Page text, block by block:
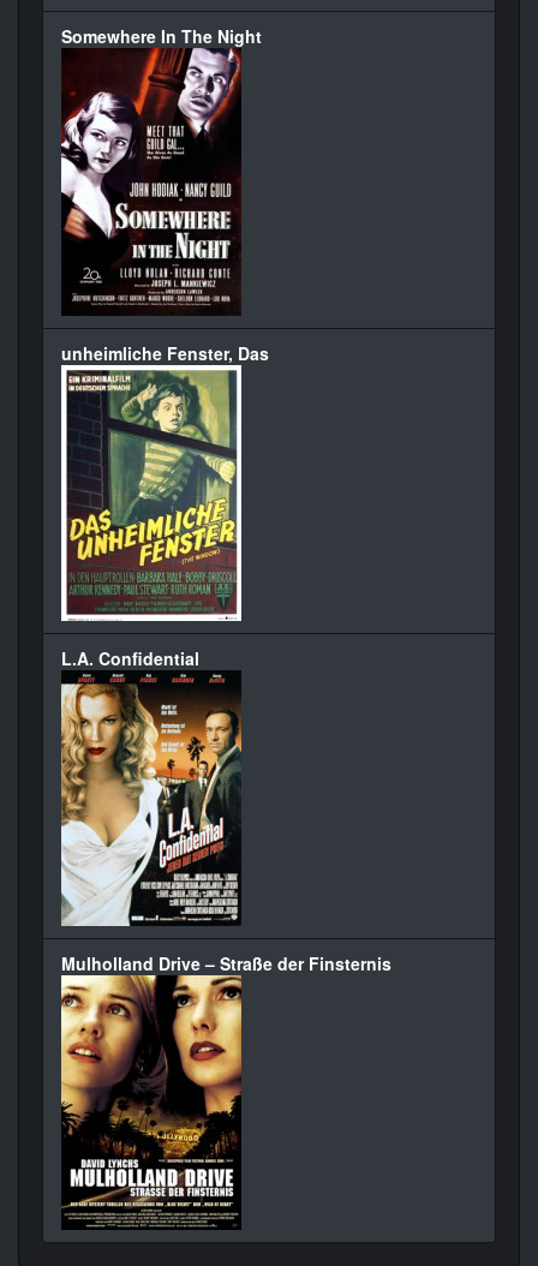
Somewhere In The Night
unheimliche Fenster, Das
L.A. Confidential
Mulholland Drive – Straße der Finsternis